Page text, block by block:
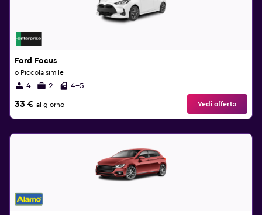
Ford Focus
o Piccola simile
4 2 4-5
33 € al giorno Vedi offerta